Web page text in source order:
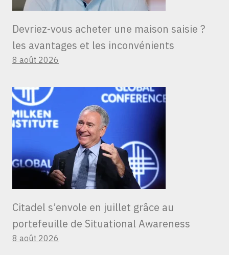
Devriez-vous acheter une maison saisie ?
les avantages et les inconvénients
8 août 2026
Citadel s’envole en juillet grâce au
portefeuille de Situational Awareness
8 août 2026